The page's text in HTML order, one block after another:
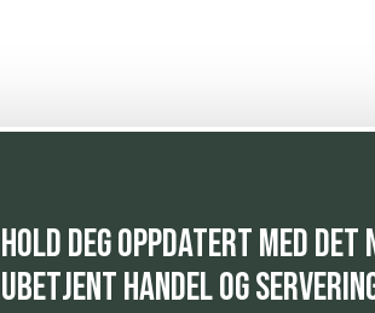
Hold deg oppdatert med det
ubetjent handel og